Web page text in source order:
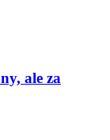
ale za